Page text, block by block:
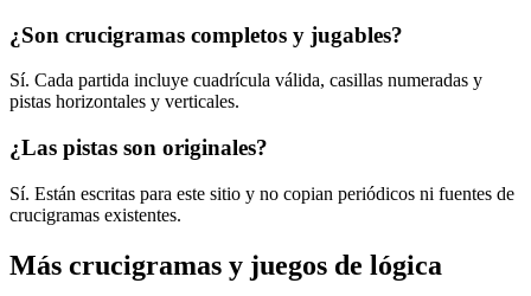
¿Son crucigramas completos y jugables?
Sí. Cada partida incluye cuadrícula válida, casillas numeradas y
pistas horizontales y verticales.
¿Las pistas son originales?
Sí. Están escritas para este sitio y no copian periódicos ni fuentes de
crucigramas existentes.
Más crucigramas y juegos de lógica